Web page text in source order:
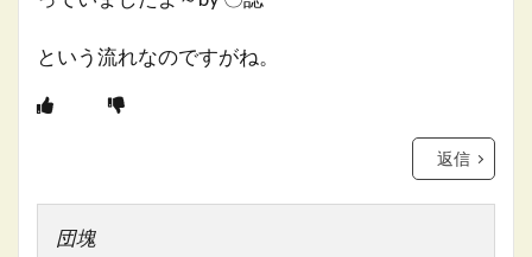
という流れなのですがね。
返信
団塊